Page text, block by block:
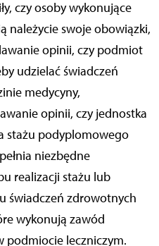
czy osoby wykonujące
należycie swoje obowiązki,
opinii, czy podmiot
udzielać świadczeń
medycyny,
opinii, czy jednostka
stażu podyplomowego
niezbędne
realizacji stażu lub
świadczeń zdrowotnych
wykonują zawód
podmiocie leczniczym.